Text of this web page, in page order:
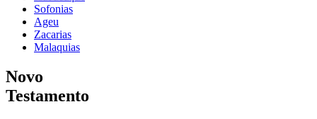
Sofonias
Ageu
Zacarias
Malaquias
Novo
Testamento